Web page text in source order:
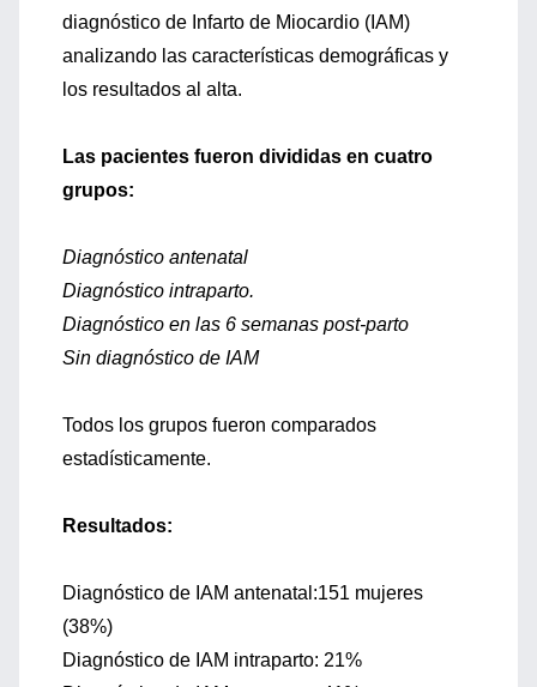
diagnóstico de Infarto de Miocardio (IAM)
analizando las características demográficas y
los resultados al alta.
Las pacientes fueron divididas en cuatro
grupos:
Diagnóstico antenatal
Diagnóstico intraparto.
Diagnóstico en las 6 semanas post-parto
Sin diagnóstico de IAM
Todos los grupos fueron comparados
estadísticamente.
Resultados:
Diagnóstico de IAM antenatal:151 mujeres
(38%)
Diagnóstico de IAM intraparto: 21%